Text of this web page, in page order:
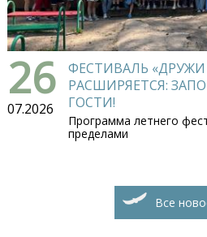
26
07.2026
ФЕСТИВАЛЬ
РАСШИРЯЕТСЯ:
ГОСТИ!
Программа летнего
пределами
Все